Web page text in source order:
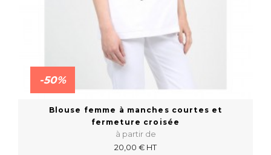
-50%
Blouse femme à manches courtes et
fermeture croisée
à partir de
20,00 € HT